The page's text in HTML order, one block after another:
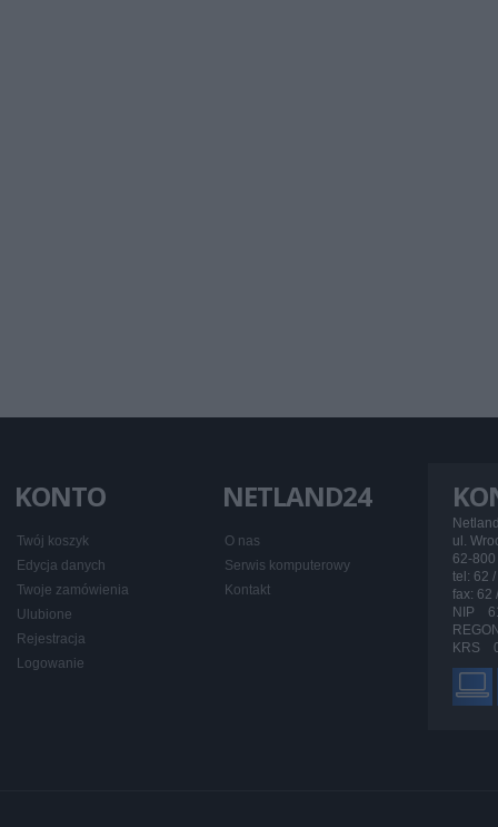
ul.
62-
tel: 62
fax: 62
NIP
KRS
KONTO
Twój koszyk
Edycja danych
Twoje zamówienia
Ulubione
Rejestracja
Logowanie
NETLAND24
O nas
Serwis komputerowy
Kontakt